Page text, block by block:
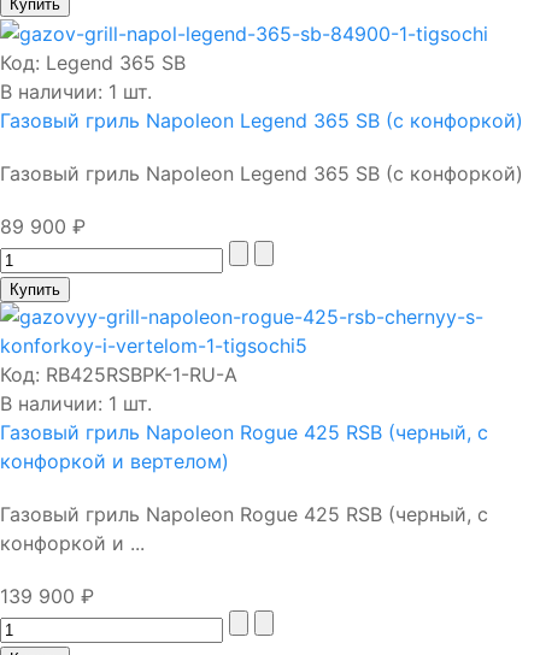
Код: Legend 365 SB
В наличии: 1 шт.
Газовый гриль Napoleon Legend 365 SB (с конфоркой)
Газовый гриль Napoleon Legend 365 SB (с конфоркой)
89 900 ₽
Код: RB425RSBPK-1-RU-A
В наличии: 1 шт.
Газовый гриль Napoleon Rogue 425 RSB (черный, с
конфоркой и вертелом)
Газовый гриль Napoleon Rogue 425 RSB (черный, с
конфоркой и ...
139 900 ₽